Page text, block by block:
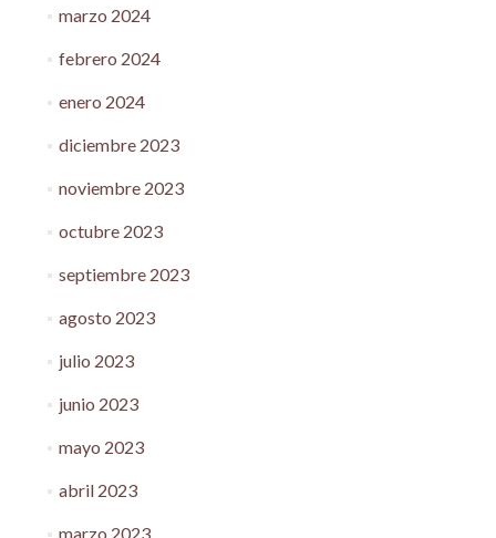
marzo 2024
febrero 2024
enero 2024
diciembre 2023
noviembre 2023
octubre 2023
septiembre 2023
agosto 2023
julio 2023
junio 2023
mayo 2023
abril 2023
marzo 2023